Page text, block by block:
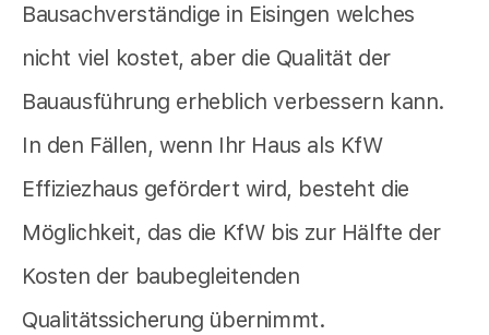
Bausachverständige in Eisingen welches
nicht viel kostet, aber die Qualität der
Bauausführung erheblich verbessern kann.
In den Fällen, wenn Ihr Haus als KfW
Effiziezhaus gefördert wird, besteht die
Möglichkeit, das die KfW bis zur Hälfte der
Kosten der baubegleitenden
Qualitätssicherung übernimmt.